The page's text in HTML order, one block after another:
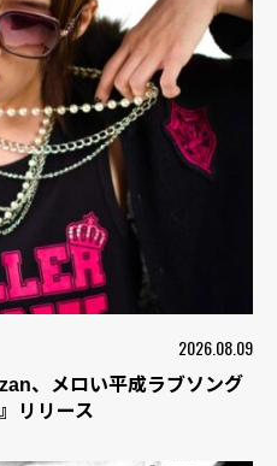
2026.08.09
、メロい平成ラブソング
リリース